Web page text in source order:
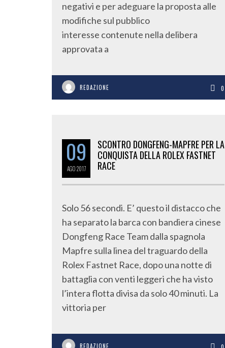
negativi e per adeguare la proposta alle
modifiche sul pubblico
interesse contenute nella delibera
approvata a
REDAZIONE 0
09
AGO2017
SCONTRO DONGFENG-MAPFRE PER LA
CONQUISTA DELLA ROLEX FASTNET
RACE
Solo 56 secondi. E’ questo il distacco che
ha separato la barca con bandiera cinese
Dongfeng Race Team dalla spagnola
Mapfre sulla linea del traguardo della
Rolex Fastnet Race, dopo una notte di
battaglia con venti leggeri che ha visto
l’intera flotta divisa da solo 40 minuti. La
vittoria per
REDAZIONE